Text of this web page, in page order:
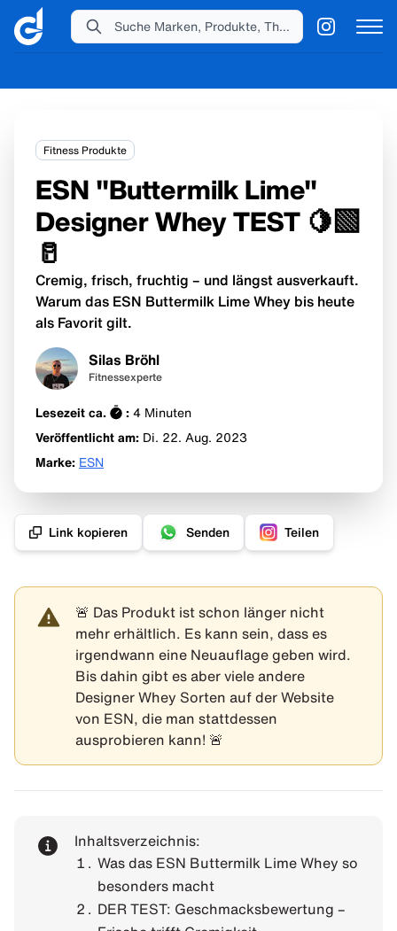
Fitness Produkte
ESN "Buttermilk Lime"
Designer Whey TEST 🍋‍🟩
🥛
Cremig, frisch, fruchtig – und längst ausverkauft.
Warum das ESN Buttermilk Lime Whey bis heute
als Favorit gilt.
Silas Bröhl
Fitnessexperte
Lesezeit ca. : 4 Minuten
Veröffentlicht am: Di. 22. Aug. 2023
Marke: ESN
Link kopieren Senden Teilen
🚨 Das Produkt ist schon länger nicht
mehr erhältlich. Es kann sein, dass es
irgendwann eine Neuauflage geben wird.
Bis dahin gibt es aber viele andere
Designer Whey Sorten auf der Website
von ESN , die man stattdessen
ausprobieren kann! 🚨
Inhaltsverzeichnis:
Was das ESN Buttermilk Lime Whey so
besonders macht
DER TEST: Geschmacksbewertung –